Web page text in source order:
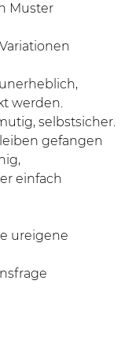
Muster
werden.
selbstsicher.
gefangen
einfach
ureigene